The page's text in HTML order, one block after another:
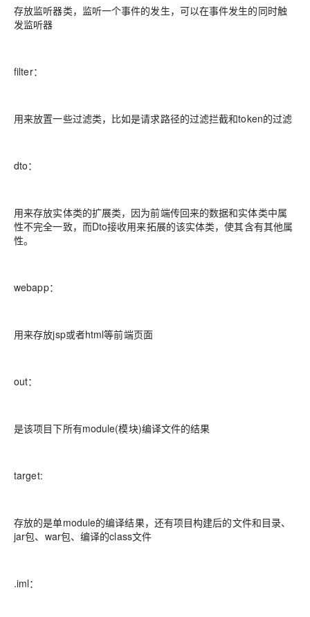
存放监听器类，监听一个事件的发生，可以在事件发生的同时触
发监听器
filter：
用来放置一些过滤类，比如是请求路径的过滤拦截和token的过滤
dto：
用来存放实体类的扩展类，因为前端传回来的数据和实体类中属
性不完全一致，而Dto接收用来拓展的该实体类，使其含有其他属
性。
webapp：
用来存放jsp或者html等前端页面
out：
是该项目下所有module(模块)编译文件的结果
target:
存放的是单module的编译结果，还有项目构建后的文件和目录、
jar包、war包、编译的class文件
.iml：